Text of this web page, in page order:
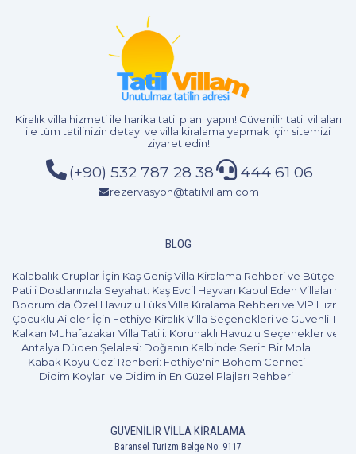
6 Kişi
Kiralık villa hizmetiile harika tatil planı yapın! Güvenilir tatil villaları
ile tüm tatilinizin detayı ve villa kiralama yapmak için sitemizi
ziyaret edin!
(+90) 532 787 28 38 444 61 06
rezervasyon@tatilvillam.com
BLOG
Kalabalık Gruplar İçin Kaş Geniş Villa Kiralama Rehberi ve Bütçe
Patili Dostlarınızla Seyahat: Kaş Evcil Hayvan Kabul Eden Villalar ve
Bodrum’da Özel Havuzlu Lüks Villa Kiralama Rehberi ve VIP
Çocuklu Aileler İçin Fethiye Kiralık Villa Seçenekleri ve Güvenli
Kalkan Muhafazakar Villa Tatili: Korunaklı Havuzlu Seçenekler ve
Antalya Düden Şelalesi: Doğanın Kalbinde Serin Bir Mola
Kabak Koyu Gezi Rehberi: Fethiye'nin Bohem Cenneti
Didim Koyları ve Didim'in En Güzel Plajları Rehberi
GÜVENILIR VILLA KIRALAMA
Baransel Turizm Belge No: 9117